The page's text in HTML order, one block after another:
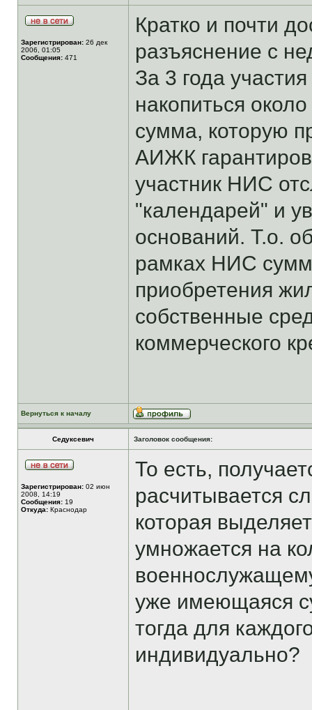
Зарегистрирован: 26 дек
2006, 01:05
Сообщения: 471
Кратко и почти
разъяснение с
За 3 года
накопиться
сумма, которую
АИЖК
участник НИС
"календарей" и
оснований. Т.о.
рамках НИС
приобретения
собственные
коммерческого
Вернуться к началу
Седуксевич Заголовок сообщения:
Зарегистрирован: 02 июн
2008, 14:19
Сообщения: 19
Откуда: Краснодар
То есть,
расчитывается
которая
умножается на
уже имеющаяся
тогда для
индивидуально?